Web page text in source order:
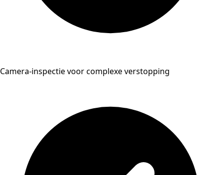
Camera-inspectie voor complexe verstopping